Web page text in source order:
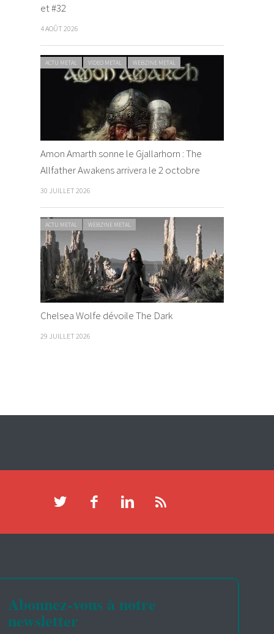
et #32
4 AOÛT 2026
ACTU METAL VIDEO METAL WEBZINE METAL
Amon Amarth sonne le Gjallarhorn : The
Allfather Awakens arrivera le 2 octobre
30 JUILLET 2026
ACTU METAL WEBZINE METAL
Chelsea Wolfe dévoile The Dark
29 JUILLET 2026
Abonnez-vous à notre
newsletter